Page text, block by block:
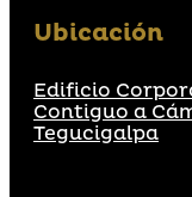
Ubicación
Edificio
Contiguo a
Tegucigalpa